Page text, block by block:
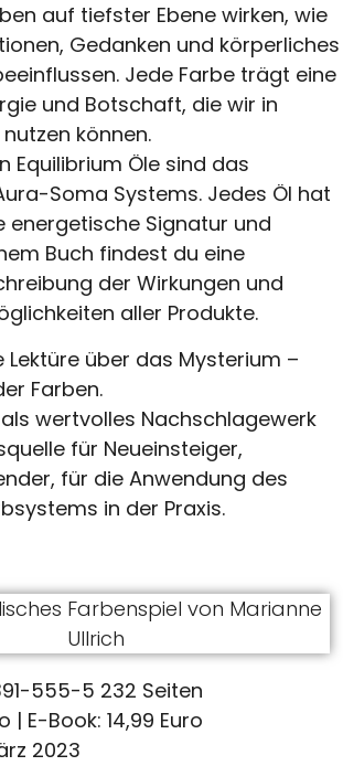
auf tiefster Ebene wirken, wie
Gedanken und körperliches
Jede Farbe trägt eine
und Botschaft, die wir in
können.
Equilibrium Öle sind das
Soma Systems. Jedes Öl hat
energetische Signatur und
Buch findest du eine
der Wirkungen und
aller Produkte.
Lektüre über das Mysterium –
Farben.
wertvolles Nachschlagewerk
für Neueinsteiger,
für die Anwendung des
in der Praxis.
555-5 232 Seiten
| E-Book: 14,99 Euro
2023